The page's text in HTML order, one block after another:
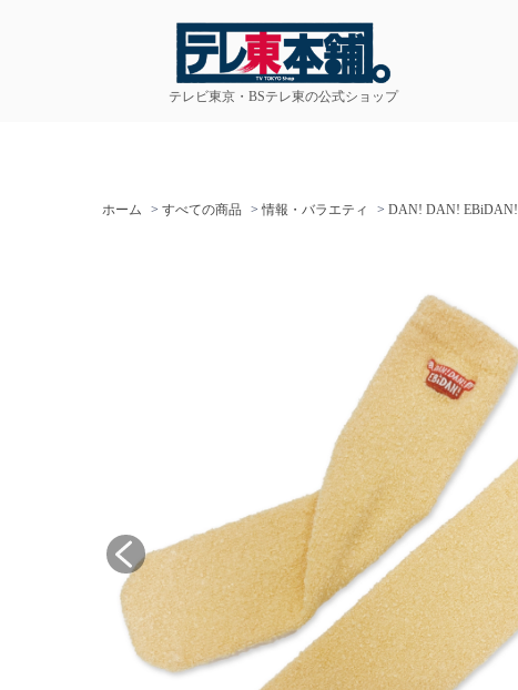
テレビ東京・BSテレ東の公式ショップ
ホーム > すべての商品 >情報・バラエティ > DAN! DAN! EBiDAN!